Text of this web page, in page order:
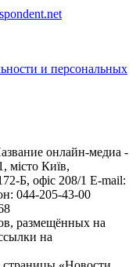
и персональных
онлайн-медиа -
місто Київ,
Б, офіс 208/1 E-mail:
044-205-43-00
размещённых на
на